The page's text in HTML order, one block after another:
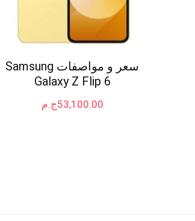
سعر و مواصفات Samsung
Galaxy Z Flip 6
ج.م53,100.00